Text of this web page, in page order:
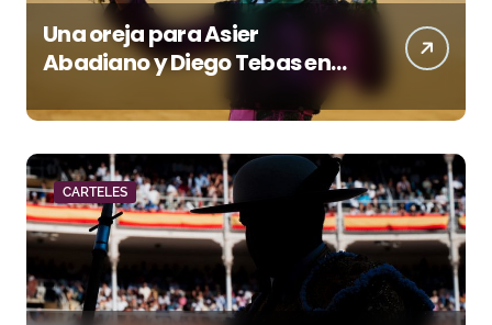
Una oreja para Asier
Abadiano y Diego Tebas en
una apertura de la Albahaca
marcada por el buen juego
de Los Maños
CARTELES